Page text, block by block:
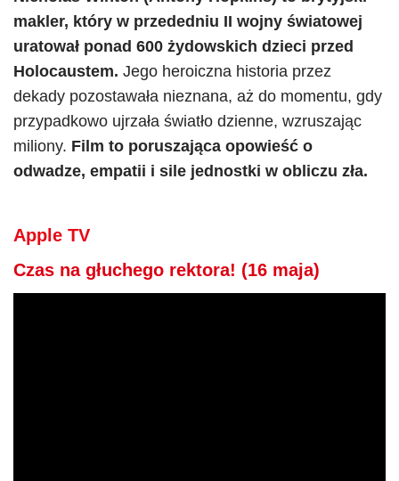
makler, który w przededniu II wojny światowej
uratował ponad 600 żydowskich dzieci przed
Holocaustem. Jego heroiczna historia przez
dekady pozostawała nieznana, aż do momentu, gdy
przypadkowo ujrzała światło dzienne, wzruszając
miliony. Film to poruszająca opowieść o
odwadze, empatii i sile jednostki w obliczu zła.
Apple TV
Czas na głuchego rektora! (16 maja)